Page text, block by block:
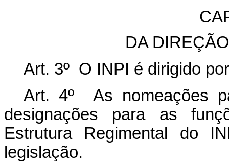
DA
Art. 3º O INPI é dirigido
Art. 4º As nomeações
designações para as
Estrutura Regimental do
legislação.